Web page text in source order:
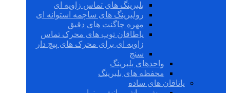
بلبرینگ های تماس زاویه ای
رولبرینگ های ساچمه استوانه ای
مهره چاگنت های دقیق
یاطاقان توپ های محرک تماس
زاویه ای برای محرک های پیچ دار
سنج
واحدهای بلبرینگ
محفظه های بلبرینگ
یاتاقان های ساده